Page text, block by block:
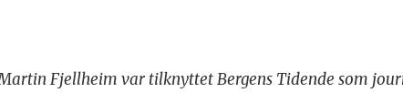
Fjellheim var tilknyttet Bergens Tidende som